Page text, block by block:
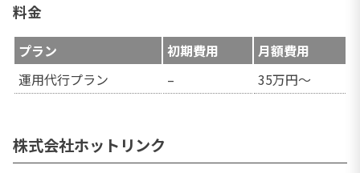
料金
プラン 初期費用
月額費用
運用代行プラン
– 35万円～
株式会社ホットリンク